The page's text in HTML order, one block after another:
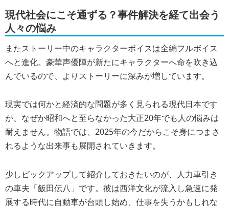
現代社会にこそ通ずる？事件解決を経て出会う
人々の悩み
またストーリー中のキャラクターボイスは全編フルボイス
へと進化。豪華声優陣が新たにキャラクターへ命を吹き込
んでいるので、よりストーリーに深みが増しています。
現実では何かと経済的な問題が多く見られる現代日本です
が、なぜか昭和へと至らなかった大正20年でも人の悩みは
耐えません。物語では、2025年の今だからこそ身につまさ
れるような出来事も展開されていきます。
少しピックアップして紹介しておきたいのが、人力車引き
の車夫「飯田伝八」です。彼は西洋文化が流入し急速に発
展する時代に自動車が台頭し始め、 仕事を失うかもしれな